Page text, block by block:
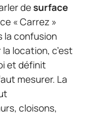
desurface
« Carrez »
la confusion
location, c’est
et définit
mesurer. La
cloisons,